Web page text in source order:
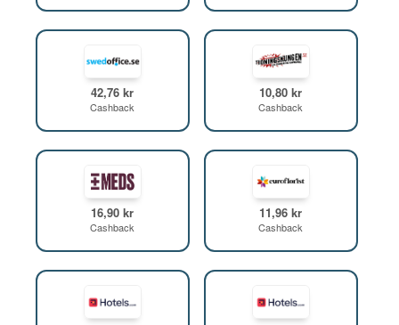
42,76 kr
Cashback
10,80 kr
Cashback
16,90 kr
Cashback
11,96 kr
Cashback